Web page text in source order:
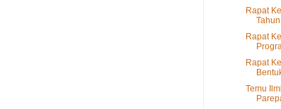
Rapat
Rapat
Rapat
Temu